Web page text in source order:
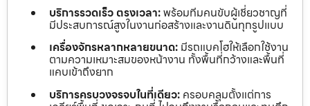
บริการรวดเร็ว ตรงเวลา:พร้อมทีมคนขับผู้เชี่ยวชาญที่
มีประสบการณ์สูงในงานก่อสร้างและงานดินทุกรูปแบบ
เครื่องจักรหลากหลายขนาด: มีรถแบคโฮให้เลือกใช้งาน
ตามความเหมาะสมของหน้างาน ทั้งพื้นที่กว้างและพื้นที่
แคบเข้าถึงยาก
บริการครบวงจรจบในที่เดียว: ครอบคลุมตั้งแต่การ